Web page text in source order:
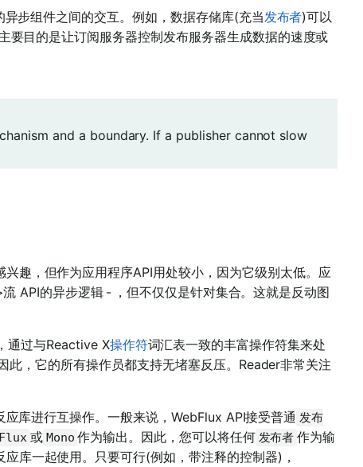
步组件之间的交互。例如，数据存储库(充当发布者)可以
要目的是让订阅服务器控制发布服务器生成数据的速度或
and a boundary. If a publisher cannot slow
趣，但作为应用程序API用处较小，因为它级别太低。应
流 API的异步逻辑 - ，但不仅仅是针对集合。这就是反动图
通过与Reactive X操作符词汇表一致的丰富操作符集来处
此，它的所有操作员都支持无堵塞反压。Reader非常关注
库进行互操作。一般来说，WebFlux API接受普通 发布
Flux 或 Mono 作为输出。因此，您可以将任何 发布者 作为输
库一起使用。只要可行(例如，带注释的控制器)，